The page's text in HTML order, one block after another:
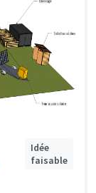
Idée
faisable